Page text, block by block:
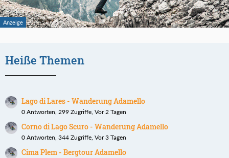
Heiße Themen
Lago di Lares - Wanderung Adamello
0 Antworten, 299 Zugriffe, Vor 2 Tagen
Corno di Lago Scuro - Wanderung Adamello
0 Antworten, 344 Zugriffe, Vor 3 Tagen
Cima Plem - Bergtour Adamello